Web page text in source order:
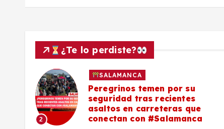
¿Te lo perdiste?
2
SALAMANCA
Peregrinos temen por su
seguridad tras recientes
asaltos en carreteras que
conectan con #Salamanca